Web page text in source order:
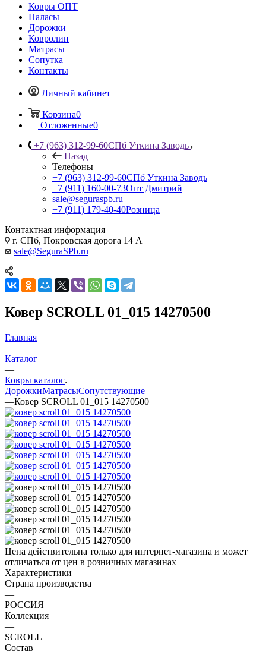
Ковры ОПТ
Паласы
Дорожки
Ковролин
Матрасы
Сопутка
Контакты
Личный кабинет
Корзина0
Отложенные0
+7 (963) 312-99-60СПб Уткина Заводь
Назад
Телефоны
+7 (963) 312-99-60СПб Уткина Заводь
+7 (911) 160-00-73Опт Дмитрий
sale@seguraspb.ru
+7 (911) 179-40-40Розница
Контактная информация
г. СПб, Покровская дорога 14 А
sale@SeguraSPb.ru
Ковер SCROLL 01_015 14270500
Главная
—
Каталог
—
Ковры каталог
ДорожкиМатрасыСопутствующие
—Ковер SCROLL 01_015 14270500
Цена действительна только для интернет-магазина и может
отличаться от цен в розничных магазинах
Характеристики
Страна производства
—
РОССИЯ
Коллекция
—
SCROLL
Состав